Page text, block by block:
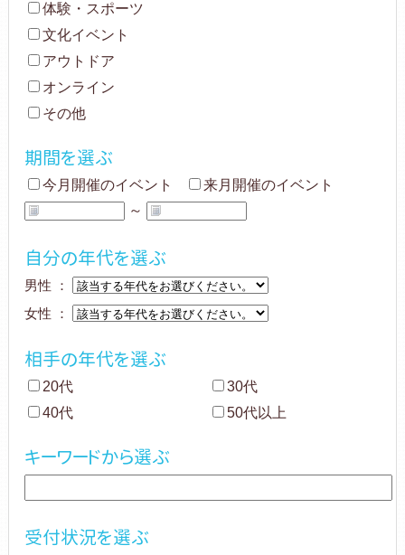
体験・スポーツ
文化イベント
アウトドア
オンライン
その他
期間を選ぶ
今月開催のイベント
来月開催のイベント
～
自分の年代を選ぶ
男性 ：
女性 ：
相手の年代を選ぶ
20代
30代
40代
50代以上
キーワードから選ぶ
受付状況を選ぶ